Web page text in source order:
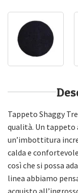
Tappeto Shaggy
qualità. Un
un’imbottitura
calda e
così che si possa
linea abbiamo
acquisto